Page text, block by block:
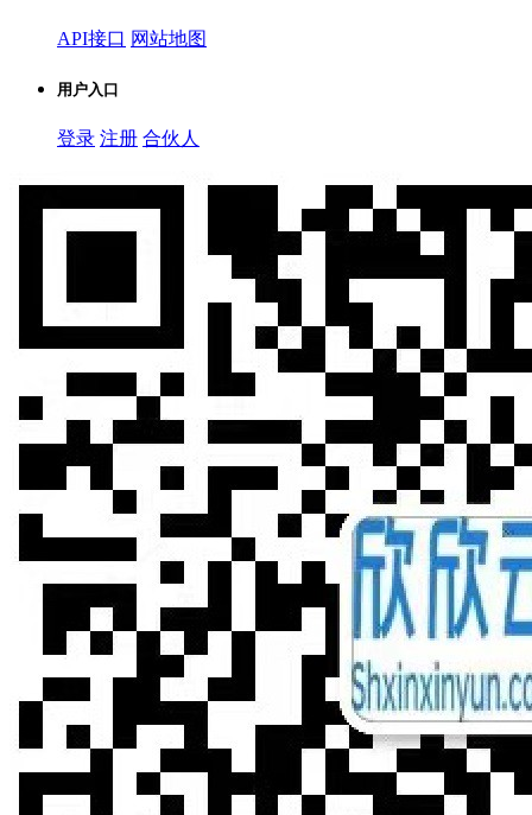
API接口 网站地图
用户入口
登录 注册 合伙人